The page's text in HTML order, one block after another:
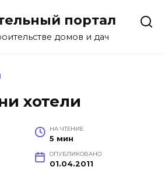
портал
домов и дач
хотели
НА ЧТЕНИЕ
5 мин
ОПУБЛИКОВАНО
01.04.2011